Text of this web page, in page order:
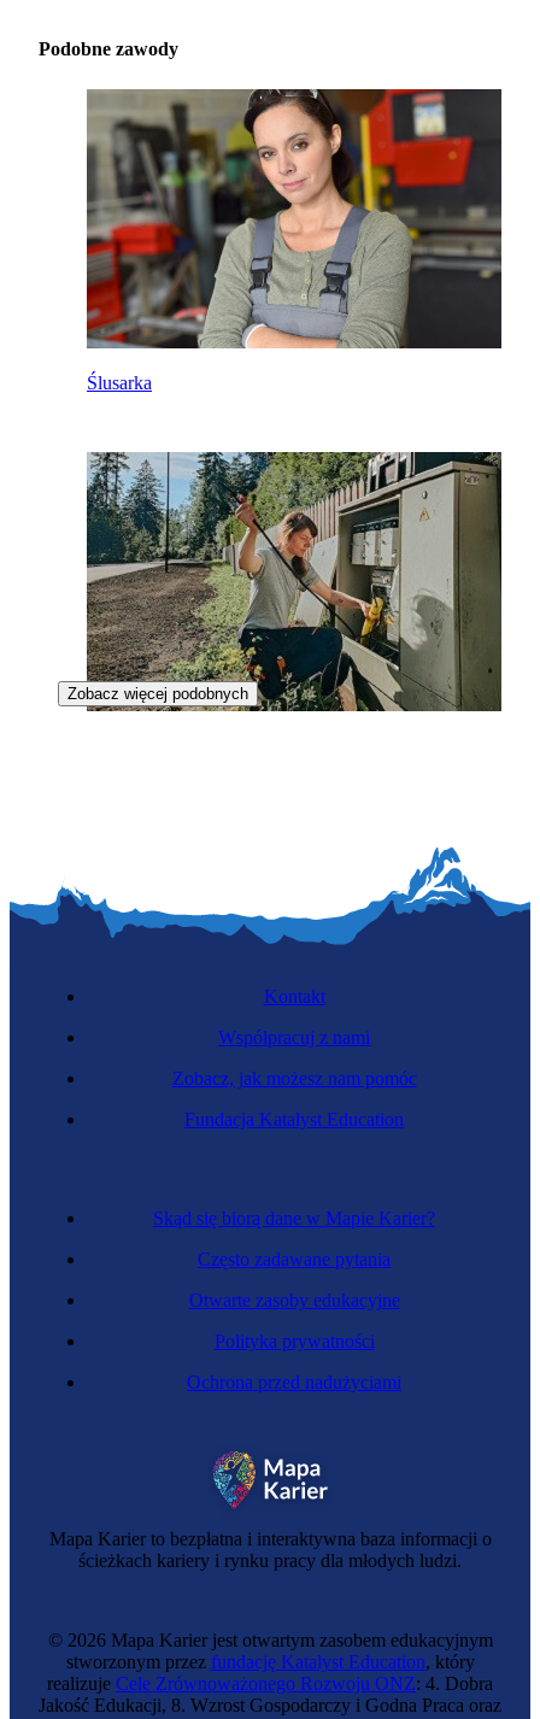
Podobne zawody
Ślusarka
Monterka fotowoltaiki
Zobacz więcej podobnych
Mapa Karier to bezpłatna i interaktywna baza informacji o
ścieżkach kariery i rynku pracy dla młodych ludzi.
Skąd się biorą dane w Mapie Karier?
Często zadawane pytania
Otwarte zasoby edukacyjne
Polityka prywatności
Ochrona przed nadużyciami
Kontakt
Współpracuj z nami
Zobacz, jak możesz nam pomóc
Fundacja Katalyst Education
© 2026 Mapa Karier jest otwartym zasobem edukacyjnym
stworzonym przez fundację Katalyst Education, który
realizuje Cele Zrównoważonego Rozwoju ONZ: 4. Dobra
Jakość Edukacji, 8. Wzrost Gospodarczy i Godna Praca oraz